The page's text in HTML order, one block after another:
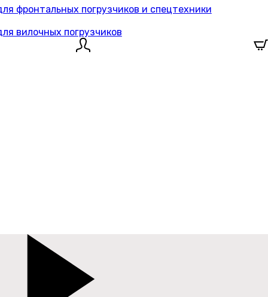
фронтальных погрузчиков и спецтехники
вилочных погрузчиков